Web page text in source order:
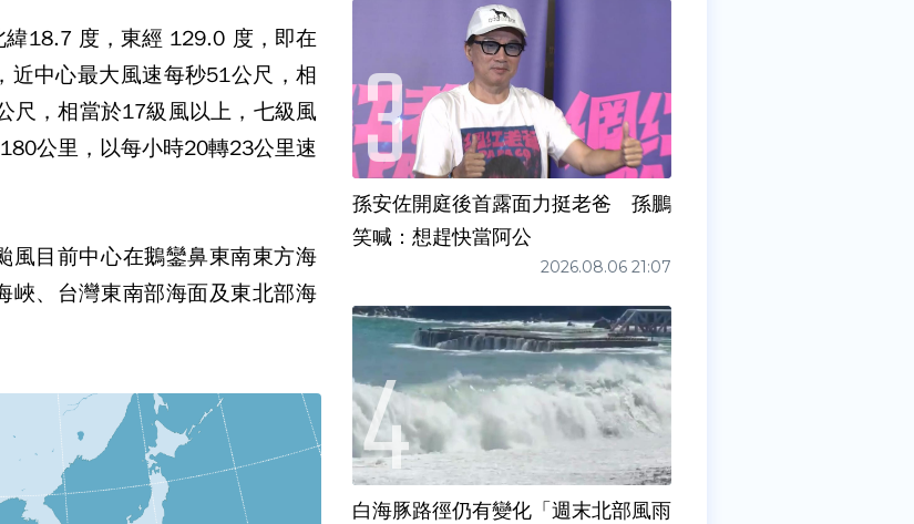
18.7 度，東經 129.0 度，即在
中心最大風速每秒51公尺，相
尺，相當於17級風以上，七級風
公里，以每小時20轉23公里速
風目前中心在鵝鑾鼻東南東方海
峽、台灣東南部海面及東北部海
孫安佐開庭後首露面力挺老爸 孫鵬
笑喊：想趕快當阿公
2026.08.06 21:07
白海豚路徑仍有變化「週末北部風雨